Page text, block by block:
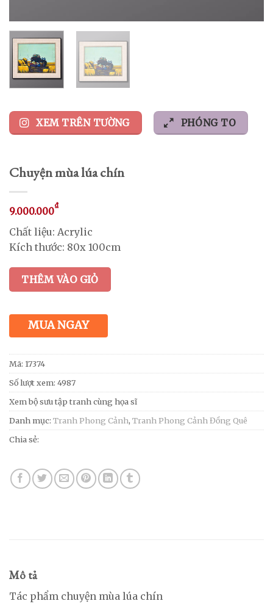
XEM TRÊN TƯỜNG PHÓNG TO
Chuyện mùa lúa chín
9.000.000₫
Chất liệu: Acrylic
Kích thước: 80x 100cm
THÊM VÀO GIỎ
MUA NGAY
Mã: 17374
Số lượt xem: 4987
Xem bộ sưu tập tranh cùng họa sĩ
Danh mục: Tranh Phong Cảnh, Tranh Phong Cảnh Đồng Quê
Chia sẻ:
Mô tả
Tác phẩm chuyện mùa lúa chín